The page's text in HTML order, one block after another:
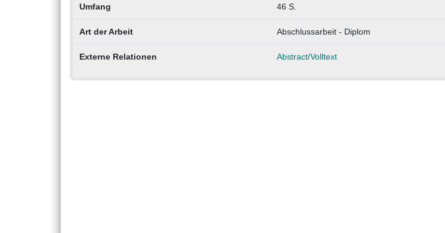
Umfang 46 S.
Art der Arbeit Abschlussarbeit - Diplom
Externe Relationen Abstract/Volltext